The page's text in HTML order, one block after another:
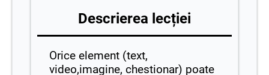
Descrierea lecției
Orice element (text,
video,imagine, chestionar) poate